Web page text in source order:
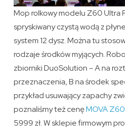
Mop rolkowy modelu Z60 Ultra
spryskiwany czystą wodą z
system 12 dysz. Można tu
rodzaje środków myjących.
zbiorniki DuoSolution – A na
przeznaczenia, B na środek
przykład usuwający zapachy
poznaliśmy też cenęMOVA
5999 zł. W sklepie firmowym